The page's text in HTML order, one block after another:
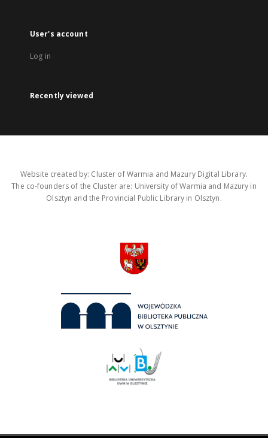
User's account
Log in
Recently viewed
Website created by: Cluster of Warmia and Mazury Digital Library.
The co-founders of the Cluster are: University of Warmia and Mazury in
Olsztyn and the Provincial Public Library in Olsztyn.